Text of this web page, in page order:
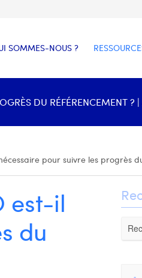
SOMMES-NOUS ?
DU RÉFÉRENCEMENT ?
pour suivre les progrès
est-il
du